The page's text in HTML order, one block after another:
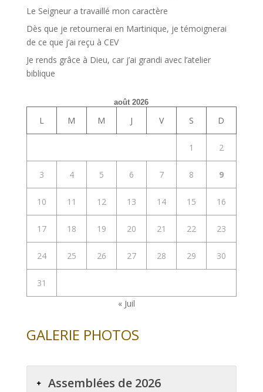
Le Seigneur a travaillé mon caractère
Dès que je retournerai en Martinique, je témoignerai
de ce que j’ai reçu à CEV
Je rends grâce à Dieu, car j’ai grandi avec l’atelier
biblique
août 2026
L M M J V S D
1 2
3 4 5 6 7 8 9
10 11 12 13 14 15 16
17 18 19 20 21 22 23
24 25 26 27 28 29 30
31
« Juil
GALERIE PHOTOS
Assemblées de 2026